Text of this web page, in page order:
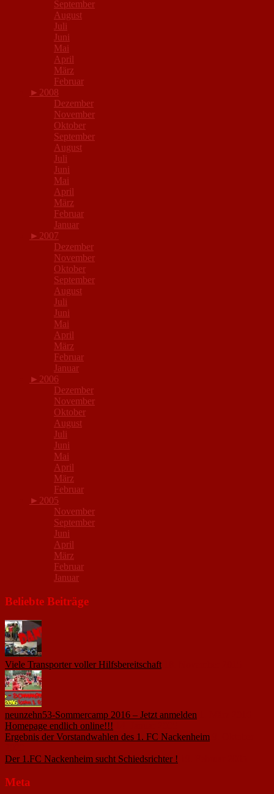
September
August
Juli
Juni
Mai
April
März
Februar
► 2008
Dezember
November
Oktober
September
August
Juli
Juni
Mai
April
März
Februar
Januar
► 2007
Dezember
November
Oktober
September
August
Juli
Juni
Mai
April
März
Februar
Januar
► 2006
Dezember
November
Oktober
August
Juli
Juni
Mai
April
März
Februar
► 2005
November
September
Juni
April
März
Februar
Januar
Beliebte Beiträge
Viele Transporter voller Hilfsbereitschaft
neunzehn53-Sommercamp 2016 – Jetzt anmelden
Homepage endlich online!!!
Ergebnis der Vorstandwahlen des 1. FC Nackenheim
Der 1.FC Nackenheim sucht Schiedsrichter !
Meta